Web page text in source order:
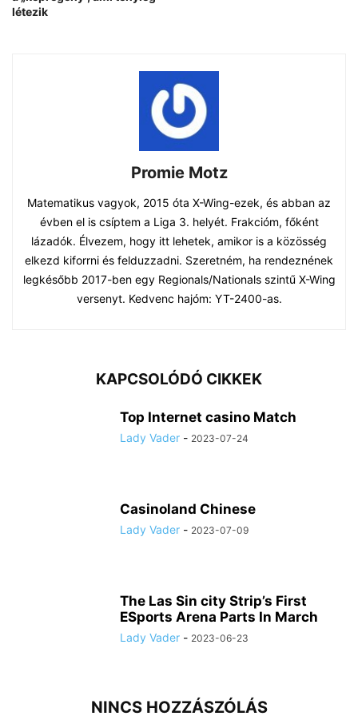
létezik
Promie Motz
Matematikus vagyok, 2015 óta X-Wing-ezek, és abban az
évben el is csíptem a Liga 3. helyét. Frakcióm, főként
lázadók. Élvezem, hogy itt lehetek, amikor is a közösség
elkezd kiforrni és felduzzadni. Szeretném, ha rendeznének
legkésőbb 2017-ben egy Regionals/Nationals szintű X-Wing
versenyt. Kedvenc hajóm: YT-2400-as.
KAPCSOLÓDÓ CIKKEK
Top Internet casino Match
Lady Vader - 2023-07-24
Casinoland Chinese
Lady Vader - 2023-07-09
The Las Sin city Strip’s First
ESports Arena Parts In March
Lady Vader - 2023-06-23
NINCS HOZZÁSZÓLÁS